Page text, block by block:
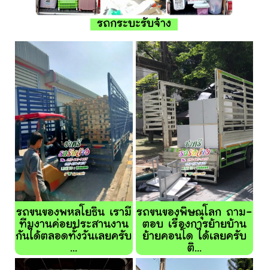
รถกระบะรับจ้าง
รถขนของพหลโยธิน เรามี
ทีมงานค่อยประสานงาน
กันได้ตลอดทั้งวันเลยครับ
...
รถขนของพิษณุโลก ถาม-
ตอบ เรื่องการย้ายบ้าน
ย้ายคอนโด ได้เลยครับ
ติ...